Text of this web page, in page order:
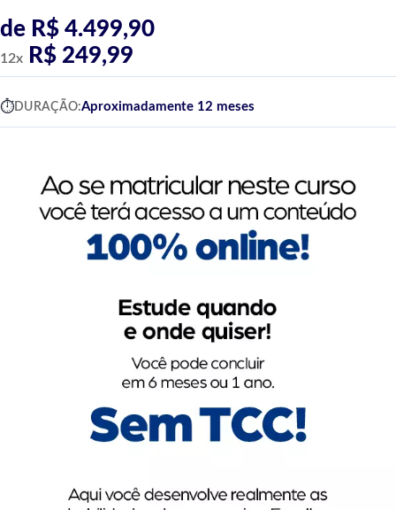
de R$ 4.499,90
12x R$ 249,99
DURAÇÃO:Aproximadamente 12 meses